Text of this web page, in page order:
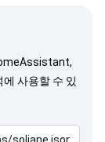
사용할 수 있